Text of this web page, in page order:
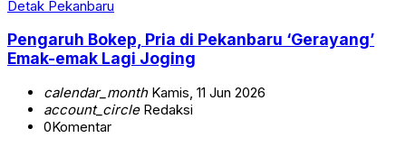
Detak Pekanbaru
Pengaruh Bokep, Pria di Pekanbaru ‘Gerayang’
Emak-emak Lagi Joging
calendar_monthKamis, 11 Jun 2026
account_circleRedaksi
0Komentar